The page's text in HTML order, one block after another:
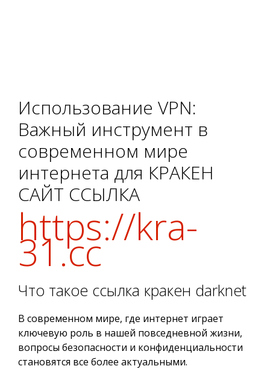
Использование VPN:
Важный инструмент в
современном мире
интернета для КРАКЕН
САЙТ ССЫЛКА
https://kra-
31.cc
Что такое ссылка кракен darknet
В современном мире, где интернет играет
ключевую роль в нашей повседневной жизни,
вопросы безопасности и конфиденциальности
становятся все более актуальными.